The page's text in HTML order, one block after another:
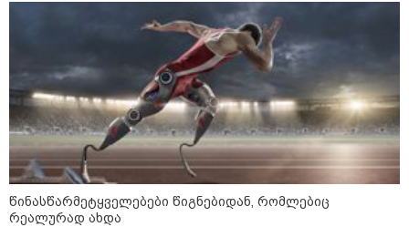
რუსებმა ხარკოვს და ოდესას
დაარტყეს, არიან დაღუპულები და
დაშავებულები
გარემოს ეროვნული სააგენტოს
ინფორმაციით, 9-11 აგვისტოს
საქართველოში მოსალოდნელია
დროგამოშვებით წვიმა
წინასწარმეტყველებები წიგნებიდან, რომლებიც
რეალურად ახდა